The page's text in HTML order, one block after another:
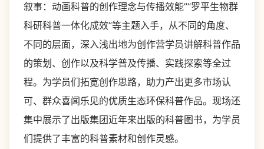
叙事：动画科普的创作理念与传播效能”“罗平生物群
科研科普一体化成效”等主题入手，从不同的角度、
不同的层面，深入浅出地为创作营学员讲解科普作品
的策划、创作以及科学普及传播、实践探索等全过
程。为学员们拓宽创作思路，助力产出更多市场认
可、群众喜闻乐见的优质生态环保科普作品。现场还
集中展示了出版集团近年来出版的科普图书，为学员
们提供了丰富的科普素材和创作灵感。